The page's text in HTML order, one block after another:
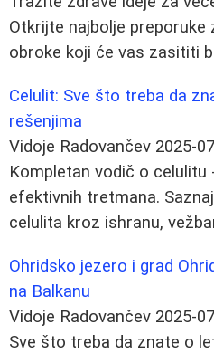
Otkrijte najbolje preporuke
obroke koji će vas zasititi
Celulit: Sve što treba da
rešenjima
Vidoje Radovančev 2025-
Kompletan vodič o celulitu
efektivnih tretmana.
celulita kroz ishranu,
Ohridsko jezero i grad
na Balkanu
Vidoje Radovančev 2025-
Sve što treba da znate o